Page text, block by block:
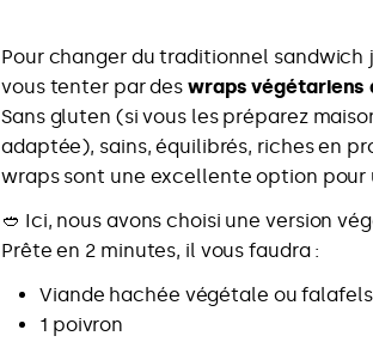
Pour changer du traditionnel sandwich
vous tenter par des wraps végétariens
Sans gluten (si vous les préparez
adaptée), sains, équilibrés, riches en
wraps sont une excellente option pour
🥙 Ici, nous avons choisi une version
Prête en 2 minutes, il vous faudra :
Viande hachée végétale ou
1 poivron